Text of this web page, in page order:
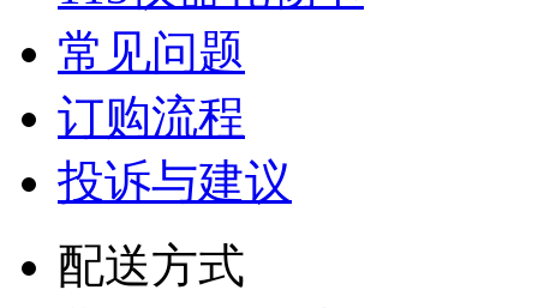
常见问题
订购流程
投诉与建议
配送方式